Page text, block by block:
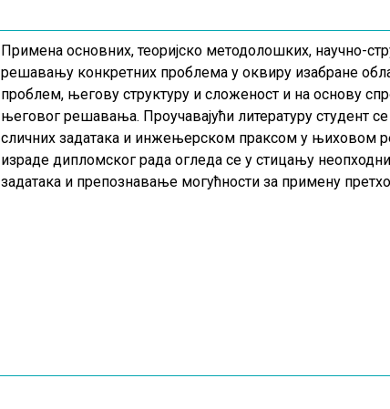
Примена основних, теоријско методолошких, научно-
решавању конкретних проблема у оквиру изабране
проблем, његову структуру и сложеност и на основу
његовог решавања. Проучавајући литературу студент
сличних задатака и инжењерском праксом у њиховом
израде дипломског рада огледа се у стицању
задатака и препознавање могућности за примену